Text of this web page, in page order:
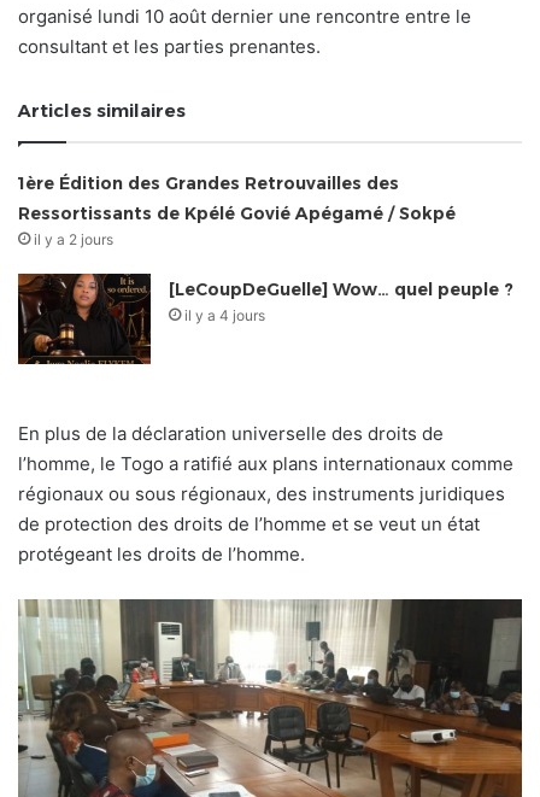
organisé lundi 10 août dernier une rencontre entre le
consultant et les parties prenantes.
Articles similaires
1ère Édition des Grandes Retrouvailles des
Ressortissants de Kpélé Govié Apégamé / Sokpé
il y a 2 jours
[LeCoupDeGuelle] Wow… quel peuple ?
il y a 4 jours
En plus de la déclaration universelle des droits de
l’homme, le Togo a ratifié aux plans internationaux comme
régionaux ou sous régionaux, des instruments juridiques
de protection des droits de l’homme et se veut un état
protégeant les droits de l’homme.